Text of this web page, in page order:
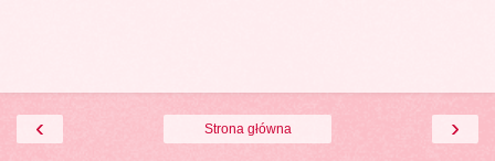
‹ ›
Strona główna